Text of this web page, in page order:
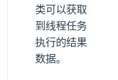
类可以获取
到线程任务
执行的结果
数据。